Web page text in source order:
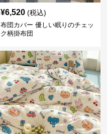
¥6,520 (税込)
布団カバー 優しい眠りのチェッ
ク柄掛布団